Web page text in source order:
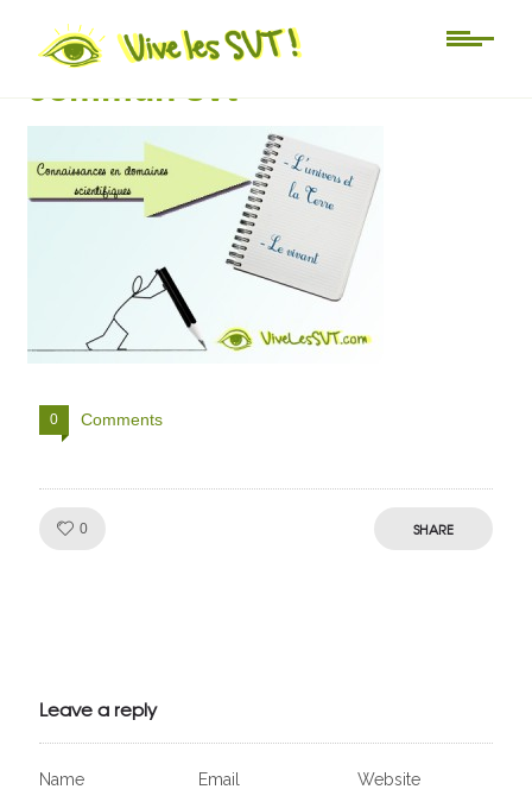
univers terre vivant socle
commun svt
0 Comments
0 SHARE
Leave a reply
Name Email Website